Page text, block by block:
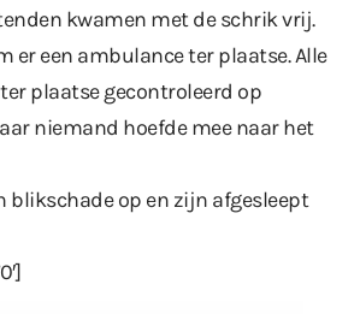
kwamen met de schrik vrij.
er een ambulance ter plaatse. Alle
plaatse gecontroleerd op
niemand hoefde mee naar het
blikschade op en zijn afgesleept